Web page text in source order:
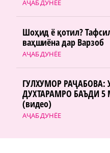
АҶАБ ДУНЁЕ
АҶАБ ДУНЁЕ
Шоҳид ё қотил?
ваҳшиёна дар Варзоб
АҶАБ ДУНЁЕ
ГУЛХУМОР РАҶАБОВА:
ДУХТАРАМРО БАЪДИ
(видео)